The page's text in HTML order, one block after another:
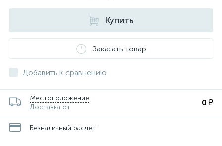
Купить
Заказать товар
Добавить к сравнению
Местоположение
Доставка от
0 ₽
Безналичный расчет